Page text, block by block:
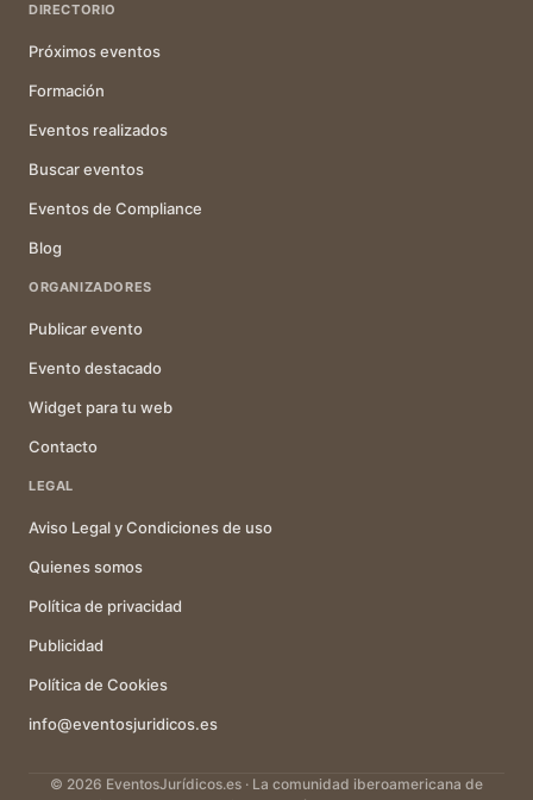
DIRECTORIO
Próximos eventos
Formación
Eventos realizados
Buscar eventos
Eventos de Compliance
Blog
ORGANIZADORES
Publicar evento
Evento destacado
Widget para tu web
Contacto
LEGAL
Aviso Legal y Condiciones de uso
Quienes somos
Política de privacidad
Publicidad
Política de Cookies
info@eventosjuridicos.es
© 2026 EventosJurídicos.es · La comunidad iberoamericana de